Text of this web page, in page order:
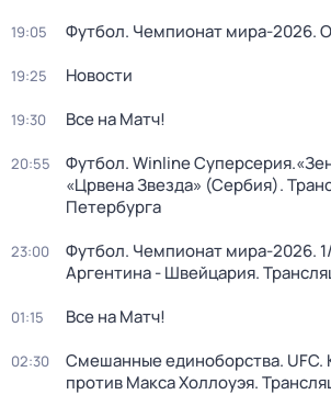
19:05 Футбол. Чемпионат мира-2026.
19:25 Новости
19:30 Все на Матч!
20:55
Футбол. Winline
«Црвена Звезда» (Сербия).
Петербурга
23:00
Футбол. Чемпионат мира-2026.
Аргентина - Швейцария.
01:15 Все на Матч!
02:30
Смешанные единоборства. UFC.
против Макса Холлоуэя.